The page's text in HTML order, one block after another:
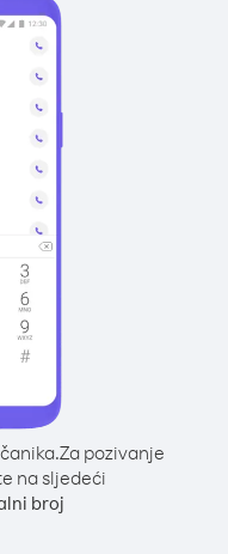
Za pozivanje
na sljedeći
broj